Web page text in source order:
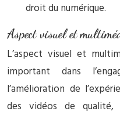
droit du numérique.
Aspect visuel et
L’aspect visuel et
important dans
l’amélioration de
des vidéos de